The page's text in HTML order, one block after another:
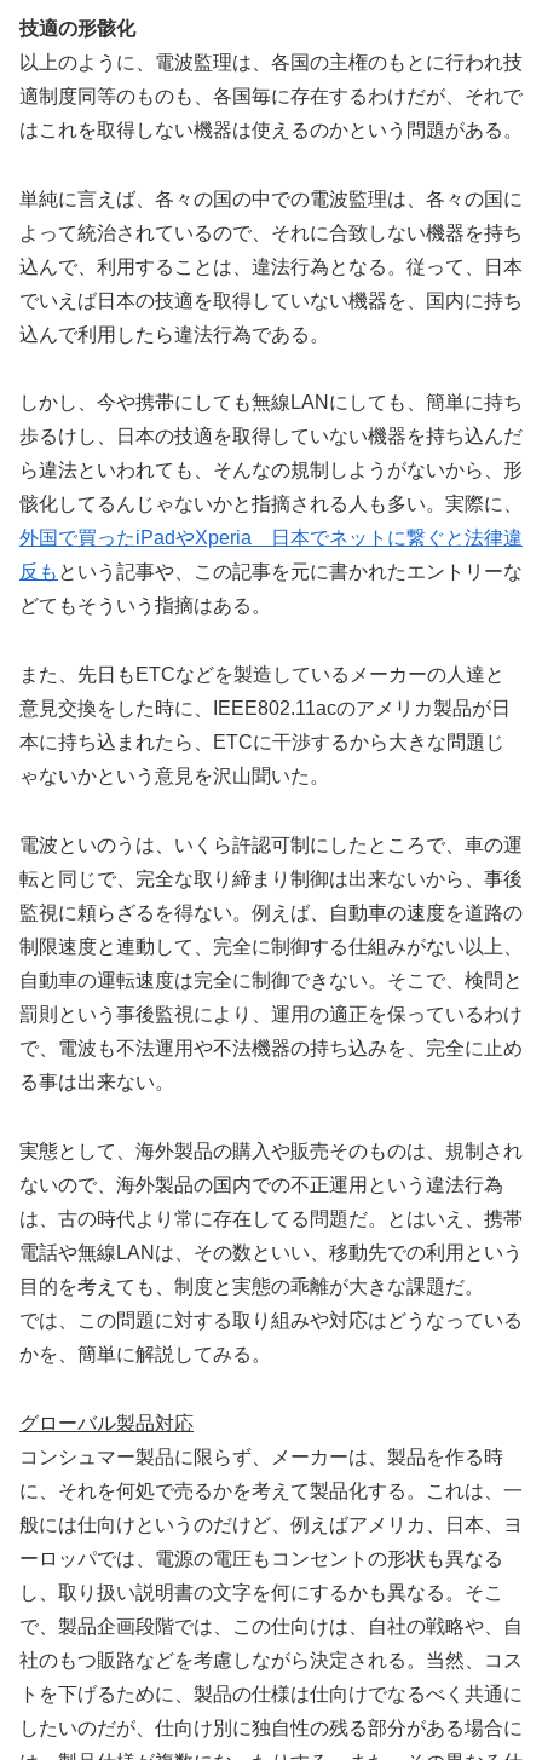
技適の形骸化
以上のように、電波監理は、各国の主権のもとに行われ技
適制度同等のものも、各国毎に存在するわけだが、それで
はこれを取得しない機器は使えるのかという問題がある。
単純に言えば、各々の国の中での電波監理は、各々の国に
よって統治されているので、それに合致しない機器を持ち
込んで、利用することは、違法行為となる。従って、日本
でいえば日本の技適を取得していない機器を、国内に持ち
込んで利用したら違法行為である。
しかし、今や携帯にしても無線LANにしても、簡単に持ち
歩るけし、日本の技適を取得していない機器を持ち込んだ
ら違法といわれても、そんなの規制しようがないから、形
骸化してるんじゃないかと指摘される人も多い。実際に、
外国で買ったiPadやXperia 日本でネットに繋ぐと法律違
反も という記事や、この記事を元に書かれたエントリーな
どてもそういう指摘はある。
また、先日もETCなどを製造しているメーカーの人達と
意見交換をした時に、IEEE802.11acのアメリカ製品が日
本に持ち込まれたら、ETCに干渉するから大きな問題じ
ゃないかという意見を沢山聞いた。
電波といのうは、いくら許認可制にしたところで、車の運
転と同じで、完全な取り締まり制御は出来ないから、事後
監視に頼らざるを得ない。例えば、自動車の速度を道路の
制限速度と連動して、完全に制御する仕組みがない以上、
自動車の運転速度は完全に制御できない。そこで、検問と
罰則という事後監視により、運用の適正を保っているわけ
で、電波も不法運用や不法機器の持ち込みを、完全に止め
る事は出来ない。
実態として、海外製品の購入や販売そのものは、規制され
ないので、海外製品の国内での不正運用という違法行為
は、古の時代より常に存在してる問題だ。とはいえ、携帯
電話や無線LANは、その数といい、移動先での利用という
目的を考えても、制度と実態の乖離が大きな課題だ。
では、この問題に対する取り組みや対応はどうなっている
かを、簡単に解説してみる。
グローバル製品対応
コンシュマー製品に限らず、メーカーは、製品を作る時
に、それを何処で売るかを考えて製品化する。これは、一
般には仕向けというのだけど、例えばアメリカ、日本、ヨ
ーロッパでは、電源の電圧もコンセントの形状も異なる
し、取り扱い説明書の文字を何にするかも異なる。そこ
で、製品企画段階では、この仕向けは、自社の戦略や、自
社のもつ販路などを考慮しながら決定される。当然、コス
トを下げるために、製品の仕様は仕向けでなるべく共通に
したいのだが、仕向け別に独自性の残る部分がある場合に